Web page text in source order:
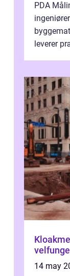
PDA
leverer
Kloakmester
14 may